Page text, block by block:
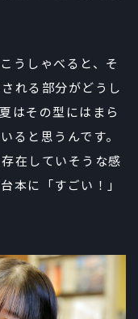
うしゃべると、そ
れる部分がどうし
はその型にはまら
ると思うんです。
在していそうな感
本に「すごい！」